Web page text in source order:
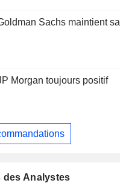
Sachs maintient
Morgan toujours positif
des Analystes